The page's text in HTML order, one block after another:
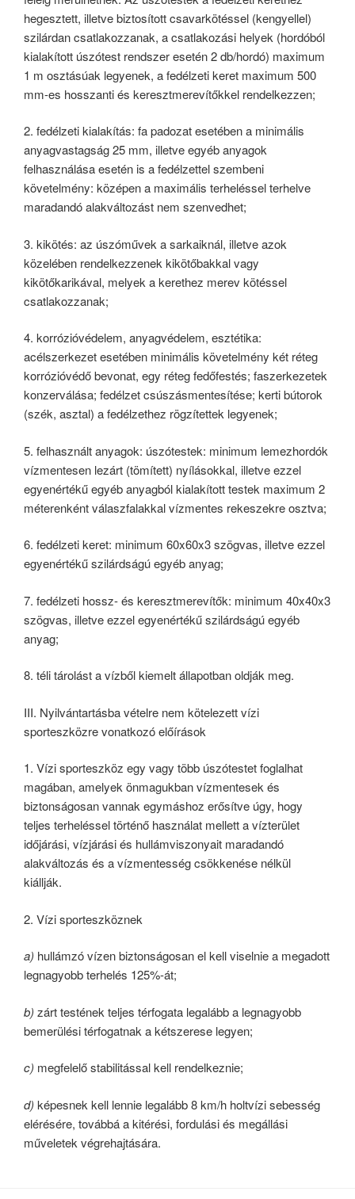
hegesztett, illetve biztosított csavarkötéssel (kengyellel)
szilárdan csatlakozzanak, a csatlakozási helyek (hordóból
kialakított úszótest rendszer esetén 2 db/hordó) maximum
1 m osztásúak legyenek, a fedélzeti keret maximum 500
mm-es hosszanti és keresztmerevítőkkel rendelkezzen;
2. fedélzeti kialakítás: fa padozat esetében a minimális
anyagvastagság 25 mm, illetve egyéb anyagok
felhasználása esetén is a fedélzettel szembeni
követelmény: középen a maximális terheléssel terhelve
maradandó alakváltozást nem szenvedhet;
3. kikötés: az úszóművek a sarkaiknál, illetve azok
közelében rendelkezzenek kikötőbakkal vagy
kikötőkarikával, melyek a kerethez merev kötéssel
csatlakozzanak;
4. korrózióvédelem, anyagvédelem, esztétika:
acélszerkezet esetében minimális követelmény két réteg
korrózióvédő bevonat, egy réteg fedőfestés; faszerkezetek
konzerválása; fedélzet csúszásmentesítése; kerti bútorok
(szék, asztal) a fedélzethez rögzítettek legyenek;
5. felhasznált anyagok: úszótestek: minimum lemezhordók
vízmentesen lezárt (tömített) nyílásokkal, illetve ezzel
egyenértékű egyéb anyagból kialakított testek maximum 2
méterenként válaszfalakkal vízmentes rekeszekre osztva;
6. fedélzeti keret: minimum 60x60x3 szögvas, illetve ezzel
egyenértékű szilárdságú egyéb anyag;
7. fedélzeti hossz- és keresztmerevítők: minimum 40x40x3
szögvas, illetve ezzel egyenértékű szilárdságú egyéb
anyag;
8. téli tárolást a vízből kiemelt állapotban oldják meg.
III. Nyilvántartásba vételre nem kötelezett vízi
sporteszközre vonatkozó előírások
1. Vízi sporteszköz egy vagy több úszótestet foglalhat
magában, amelyek önmagukban vízmentesek és
biztonságosan vannak egymáshoz erősítve úgy, hogy
teljes terheléssel történő használat mellett a vízterület
időjárási, vízjárási és hullámviszonyait maradandó
alakváltozás és a vízmentesség csökkenése nélkül
kiállják.
2. Vízi sporteszköznek
a) hullámzó vízen biztonságosan el kell viselnie a megadott
legnagyobb terhelés 125%-át;
b) zárt testének teljes térfogata legalább a legnagyobb
bemerülési térfogatnak a kétszerese legyen;
c) megfelelő stabilitással kell rendelkeznie;
d) képesnek kell lennie legalább 8 km/h holtvízi sebesség
elérésére, továbbá a kitérési, fordulási és megállási
műveletek végrehajtására.